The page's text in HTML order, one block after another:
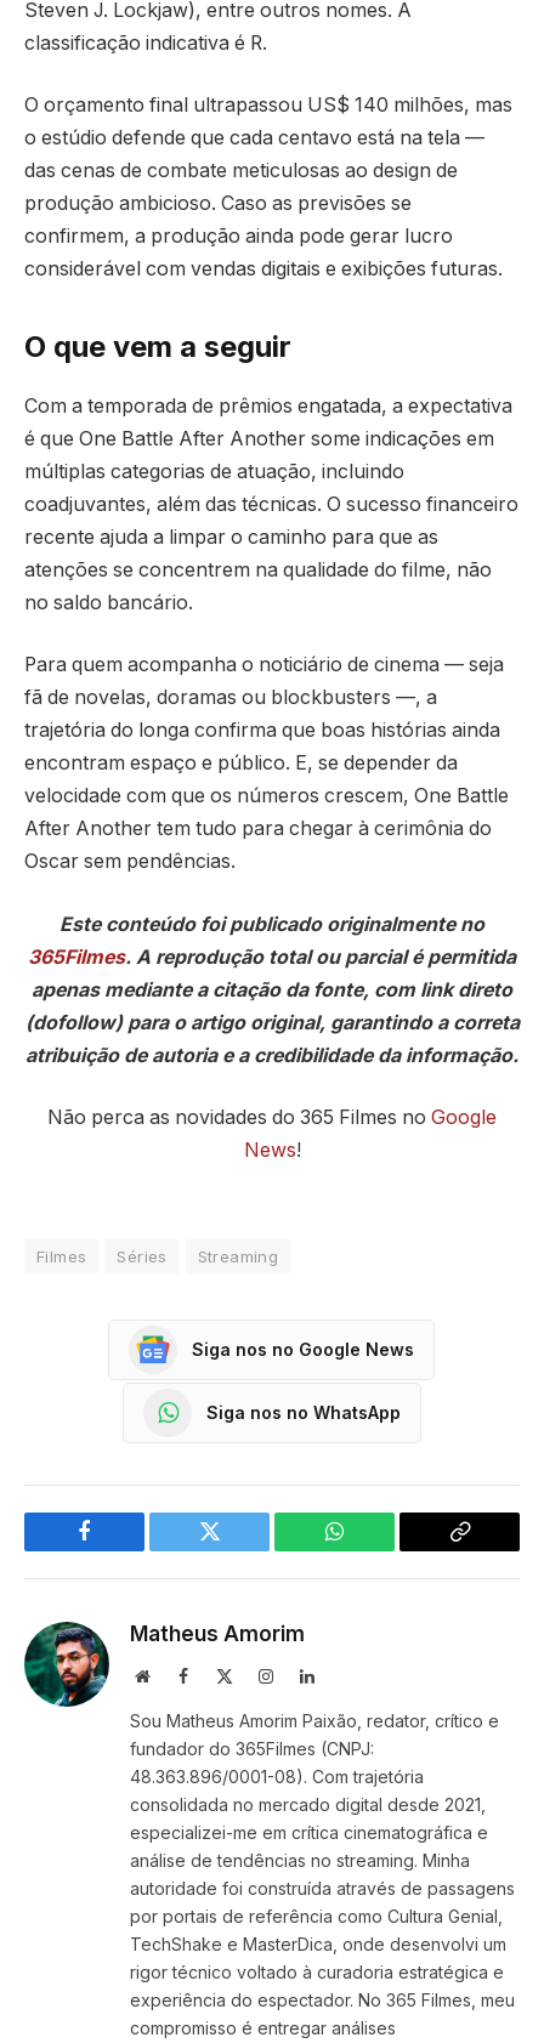
Steven J. Lockjaw), entre outros nomes. A
classificação indicativa é R.
O orçamento final ultrapassou US$ 140 milhões, mas
o estúdio defende que cada centavo está na tela —
das cenas de combate meticulosas ao design de
produção ambicioso. Caso as previsões se
confirmem, a produção ainda pode gerar lucro
considerável com vendas digitais e exibições futuras.
O que vem a seguir
Com a temporada de prêmios engatada, a expectativa
é que One Battle After Another some indicações em
múltiplas categorias de atuação, incluindo
coadjuvantes, além das técnicas. O sucesso financeiro
recente ajuda a limpar o caminho para que as
atenções se concentrem na qualidade do filme, não
no saldo bancário.
Para quem acompanha o noticiário de cinema — seja
fã de novelas, doramas ou blockbusters —, a
trajetória do longa confirma que boas histórias ainda
encontram espaço e público. E, se depender da
velocidade com que os números crescem, One Battle
After Another tem tudo para chegar à cerimônia do
Oscar sem pendências.
Este conteúdo foi publicado originalmente no
365Filmes. A reprodução total ou parcial é permitida
apenas mediante a citação da fonte, com link direto
(dofollow) para o artigo original, garantindo a correta
atribuição de autoria e a credibilidade da informação.
Não perca as novidades do 365 Filmes no Google
News!
Filmes Séries Streaming
Siga nos no Google News
Siga nos no WhatsApp
Facebook Twitter WhatsApp
Copy
Matheus Amorim
WebsiteFacebook InstagramLinkedIn
Sou Matheus Amorim Paixão, redator, crítico e
fundador do 365Filmes (CNPJ:
48.363.896/0001-08). Com trajetória
consolidada no mercado digital desde 2021,
especializei-me em crítica cinematográfica e
análise de tendências no streaming. Minha
autoridade foi construída através de passagens
por portais de referência como Cultura Genial,
TechShake e MasterDica, onde desenvolvi um
rigor técnico voltado à curadoria estratégica e
experiência do espectador. No 365 Filmes, meu
compromisso é entregar análises